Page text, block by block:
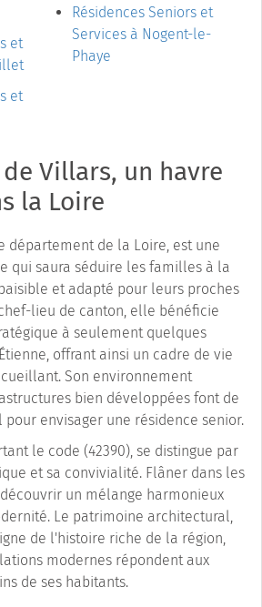
et
et
Résidences Seniors et
Services à Nogent-le-
Phaye
Villars, un havre
la Loire
département de la Loire, est une
qui saura séduire les familles à la
et adapté pour leurs proches
lieu de canton, elle bénéficie
à seulement quelques
offrant ainsi un cadre de vie
Son environnement
bien développées font de
envisager une résidence senior.
le code (42390), se distingue par
et sa convivialité. Flâner dans les
un mélange harmonieux
Le patrimoine architectural,
de l'histoire riche de la région,
modernes répondent aux
de ses habitants.